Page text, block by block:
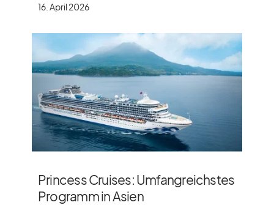
16. April 2026
Princess Cruises: Umfangreichstes
Programm in Asien